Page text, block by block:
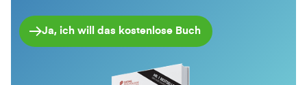
Ja, ich will das kostenlose Buch